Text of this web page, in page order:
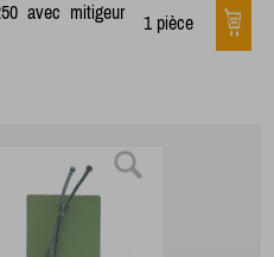
avec mitigeur
1 pièce